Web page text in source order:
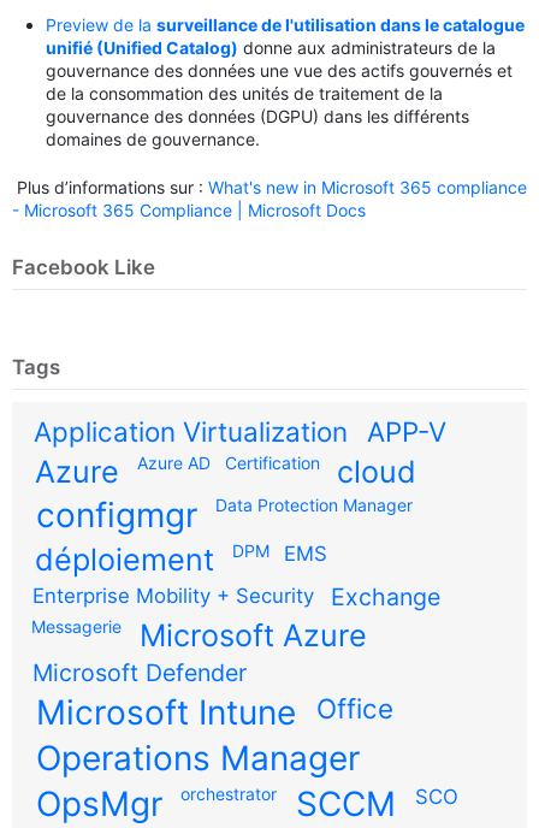
Preview de la surveillance de l'utilisation dans le catalogue
unifié (Unified Catalog) donne aux administrateurs de la
gouvernance des données une vue des actifs gouvernés et
de la consommation des unités de traitement de la
gouvernance des données (DGPU) dans les différents
domaines de gouvernance.
Plus d’informations sur : What's new in Microsoft 365 compliance
- Microsoft 365 Compliance | Microsoft Docs
Facebook Like
Tags
Application Virtualization APP-V
Azure Azure AD Certification cloud
configmgr Data Protection Manager
déploiement DPM
EMS
Enterprise Mobility + Security
Exchange
Messagerie Microsoft Azure
Microsoft Defender
Microsoft Intune Office
Operations Manager
OpsMgr
orchestrator SCCM SCO